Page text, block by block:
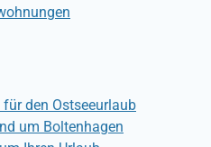
den Ostseeurlaub
um Boltenhagen